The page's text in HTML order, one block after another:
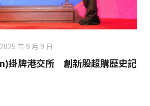
2025 年 9 月 9 日
掛牌港交所 創新股超購歷史記